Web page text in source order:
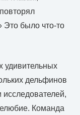
Это было что-то
удивительных
дельфинов
Команда